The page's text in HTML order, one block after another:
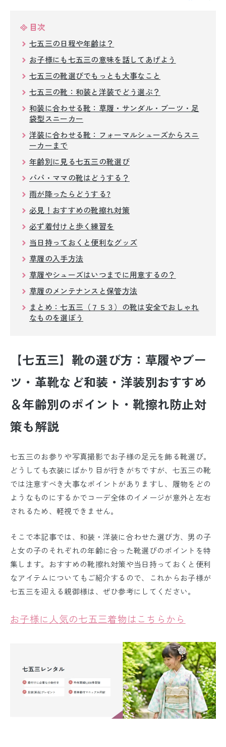
男性礼装レンタル
色打掛&紋付袴レンタル
白無垢&紋付袴レンタル
引き振袖レンタル
小物販売品
目次
七五三の日程や年齢は？
お子様にも七五三の意味を話してあげよう
七五三の靴選びでもっとも大事なこと
七五三の靴：和装と洋装でどう選ぶ？
和装に合わせる靴：草履・サンダル・ブーツ・足
袋型スニーカー
洋装に合わせる靴：フォーマルシューズからスニ
ーカーまで
年齢別に見る七五三の靴選び
パパ・ママの靴はどうする？
雨が降ったらどうする?
必見！おすすめの靴擦れ対策
必ず着付けと歩く練習を
当日持っておくと便利なグッズ
草履の入手方法
草履やシューズはいつまでに用意するの？
草履のメンテナンスと保管方法
まとめ：七五三（７５３）の靴は安全でおしゃれ
なものを選ぼう
【七五三】靴の選び方：草履やブー
ツ・革靴など和装・洋装別おすすめ
＆年齢別のポイント・靴擦れ防止対
策も解説
七五三のお参りや写真撮影でお子様の足元を飾る靴選び。
どうしても衣装にばかり目が行きがちですが、七五三の靴
では注意すべき大事なポイントがありますし、履物をどの
ようなものにするかでコーデ全体のイメージが意外と左右
されるため、軽視できません。
そこで本記事では、和装・洋装に合わせた選び方、男の子
と女の子のそれぞれの年齢に合った靴選びのポイントを特
集します。おすすめの靴擦れ対策や当日持っておくと便利
なアイテムについてもご紹介するので、これからお子様が
七五三を迎える親御様は、ぜひ参考にしてください。
お子様に人気の七五三着物はこちらから